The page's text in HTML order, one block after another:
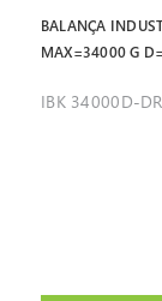
BALANÇA
MAX=34000 G
IBK 34000D-DR